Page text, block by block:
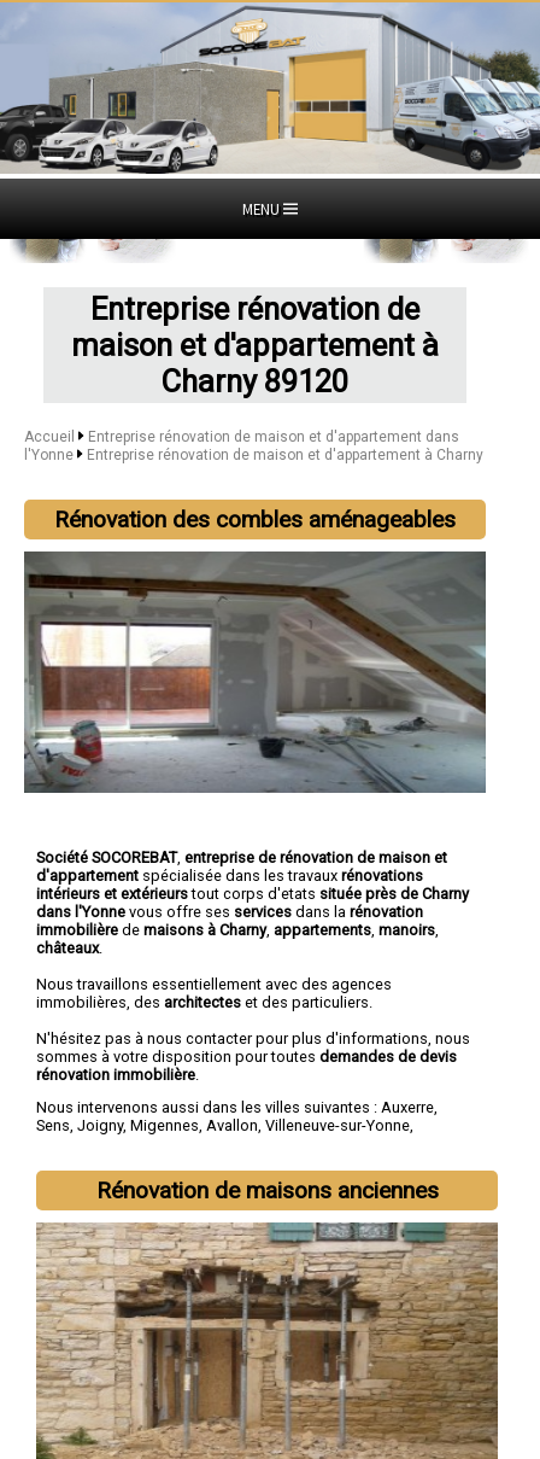
MENU
Entreprise rénovation de
maison et d'appartement à
Charny 89120
Accueil
Entreprise rénovation de maison et d'appartement dans
l'Yonne
Entreprise rénovation de maison et d'appartement à Charny
Rénovation des combles aménageables
Société SOCOREBAT, entreprise de rénovation de maison et
d'appartement spécialisée dans les travaux rénovations
intérieurs et extérieurstout corps d'etats située près de Charny
dans l'Yonne vous offre ses services dans la rénovation
immobilière de maisons à Charny, appartements manoirs
châteaux.
Nous travaillons essentiellement avec des agences
immobilières, des architectes et des particuliers.
N'hésitez pas à nous contacter pour plus d'informations, nous
sommes à votre disposition pour toutes demandes de devis
rénovation immobilière
Nous intervenons aussi dans les villes suivantes : Auxerre,
Sens, Joigny, Migennes, Avallon, Villeneuve-sur-Yonne,
Rénovation de maisons anciennes